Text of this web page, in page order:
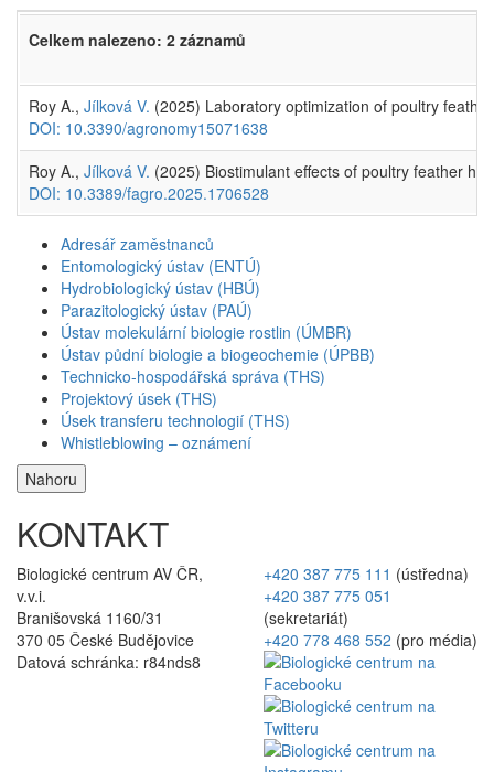
Celkem nalezeno: 2 záznamů
Roy A., Jílková V. (2025) Laboratory optimization of poultry
DOI: 10.3390/agronomy15071638
Roy A., Jílková V. (2025) Biostimulant effects of poultry feather
DOI: 10.3389/fagro.2025.1706528
Adresář zaměstnanců
Entomologický ústav (ENTÚ)
Hydrobiologický ústav (HBÚ)
Parazitologický ústav (PAÚ)
Ústav molekulární biologie rostlin (ÚMBR)
Ústav půdní biologie a biogeochemie (ÚPBB)
Technicko-hospodářská správa (THS)
Projektový úsek (THS)
Úsek transferu technologií (THS)
Whistleblowing – oznámení
Nahoru
KONTAKT
Biologické centrum AV ČR,
v.v.i.
Branišovská 1160/31
370 05 České Budějovice
Datová schránka: r84nds8
+420 387 775 111 (ústředna)
+420 387 775 051
(sekretariát)
+420 778 468 552 (pro média)